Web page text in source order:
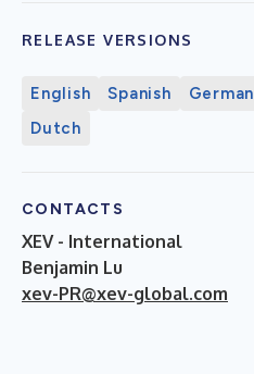
RELEASE VERSIONS
English Spanish German
Dutch
CONTACTS
XEV - International
Benjamin Lu
xev-PR@xev-global.com